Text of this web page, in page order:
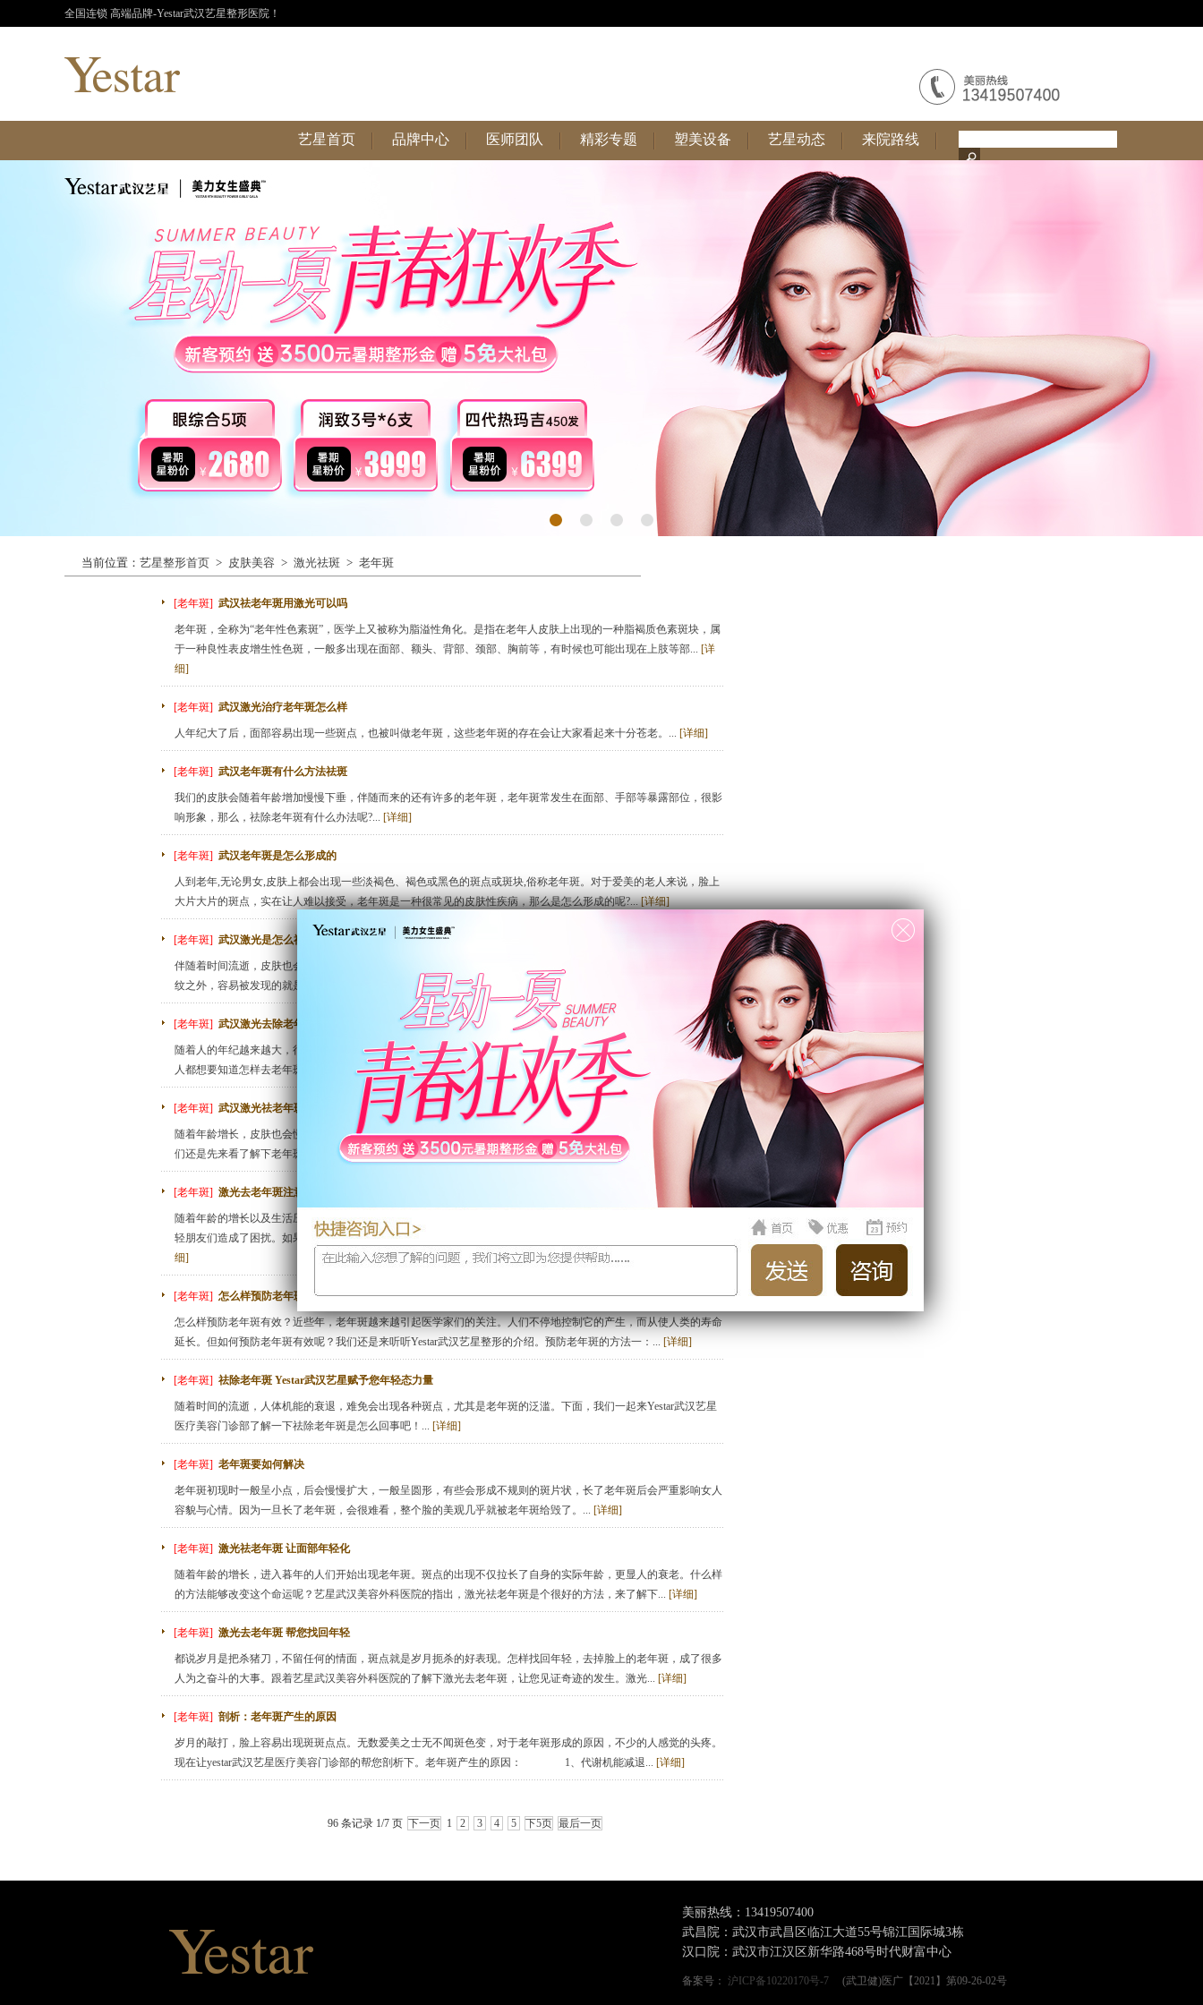
全国连锁 高端品牌-Yestar武汉艺星整形医院！
艺星首页 品牌中心 医师团队 精彩专题 塑美设备 艺星动态 来院路线
当前位置： 艺星整形首页 > 皮肤美容 > 激光祛斑 > 老年斑
[老年斑] 武汉祛老年斑用激光可以吗
老年斑，全称为“老年性色素斑”，医学上又被称为脂溢性角化。是指在老年人皮肤上出现的一种脂褐质色素斑块，属
于一种良性表皮增生性色斑，一般多出现在面部、额头、背部、颈部、胸前等，有时候也可能出现在上肢等部... [详
细]
[老年斑] 武汉激光治疗老年斑怎么样
人年纪大了后，面部容易出现一些斑点，也被叫做老年斑，这些老年斑的存在会让大家看起来十分苍老。... [详细]
[老年斑] 武汉老年斑有什么方法祛斑
我们的皮肤会随着年龄增加慢慢下垂，伴随而来的还有许多的老年斑，老年斑常发生在面部、手部等暴露部位，很影
响形象，那么，祛除老年斑有什么办法呢?... [详细]
[老年斑] 武汉老年斑是怎么形成的
人到老年,无论男女,皮肤上都会出现一些淡褐色、褐色或黑色的斑点或斑块,俗称老年斑。对于爱美的老人来说，脸上
大片大片的斑点，实在让人难以接受，老年斑是一种很常见的皮肤性疾病，那么是怎么形成的呢?...[详细]
[老年斑] 武汉激光是怎么祛老年斑的
伴随着时间流逝，皮肤也会出现岁月雕蚀的痕迹，在生活中我们常常看到有些人的面部除了明显的代表岁月痕迹的皱
纹之外，容易被发现的就是老年斑。...
[老年斑] 武汉激光去除老年斑术后怎么护理
随着人的年纪越来越大，很多人的皮肤上出现了一些棕色的明淡的斑点，使患者看起来更加显老。因此，很多中老年
人都想要知道怎样去老年斑的方法。...[详细]
[老年斑] 武汉激光祛老年斑效果好么
随着年龄增长，皮肤也会慢慢松弛，但是随之而来的老年斑，实在让人不能接受，那么究竟应该如何去老年斑呢?我
们还是先来看了解下老年斑的形成原因吧。...[详细]
[老年斑] 激光去老年斑注意事项
随着年龄的增长以及生活压力的不断增大，老年斑是很常见的，但是现在一些年轻人身上也很多见，这就给爱美的年
轻朋友们造成了困扰。如果要说去老年斑的有效方法，那就数激光祛斑是有效的了。那么激光去老年斑需要注...
细]
[老年斑] 怎么样预防老年斑有效
怎么样预防老年斑有效？近些年，老年斑越来越引起医学家们的关注。人们不停地控制它的产生，而从使人类的寿命
延长。但如何预防老年斑有效呢？我们还是来听听Yestar武汉艺星整形的介绍。预防老年斑的方法一：... [详细]
[老年斑] 祛除老年斑 Yestar武汉艺星赋予您年轻态力量
随着时间的流逝，人体机能的衰退，难免会出现各种斑点，尤其是老年斑的泛滥。下面，我们一起来Yestar武汉艺星
医疗美容门诊部了解一下祛除老年斑是怎么回事吧！... [详细]
[老年斑] 老年斑要如何解决
老年斑初现时一般呈小点，后会慢慢扩大，一般呈圆形，有些会形成不规则的斑片状，长了老年斑后会严重影响女人
容貌与心情。因为一旦长了老年斑，会很难看，整个脸的美观几乎就被老年斑给毁了。... [详细]
[老年斑] 激光祛老年斑 让面部年轻化
随着年龄的增长，进入暮年的人们开始出现老年斑。斑点的出现不仅拉长了自身的实际年龄，更显人的衰老。什么样
的方法能够改变这个命运呢？艺星武汉美容外科医院的指出，激光祛老年斑是个很好的方法，来了解下... [详细]
[老年斑] 激光去老年斑 帮您找回年轻
都说岁月是把杀猪刀，不留任何的情面，斑点就是岁月扼杀的好表现。怎样找回年轻，去掉脸上的老年斑，成了很多
人为之奋斗的大事。跟着艺星武汉美容外科医院的了解下激光去老年斑，让您见证奇迹的发生。激光... [详细]
[老年斑] 剖析：老年斑产生的原因
岁月的敲打，脸上容易出现斑斑点点。无数爱美之士无不闻斑色变，对于老年斑形成的原因，不少的人感觉的头疼。
现在让yestar武汉艺星医疗美容门诊部的帮您剖析下。老年斑产生的原因： 1、代谢机能减退... [详细]
96 条记录 1/7 页 下一页 1 2 3 4 5 下5页 最后一页
美丽热线： 13419507400
武昌院：武汉市武昌区临江大道55号锦江国际城3栋
汉口院：武汉市江汉区新华路468号时代财富中心
备案号： 沪ICP备10220170号-7 (武卫健)医广【2021】第09-26-02号